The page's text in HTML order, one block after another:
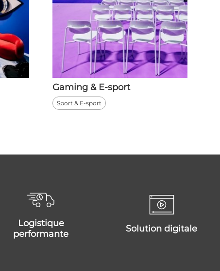
Gaming & E-sport
Sport & E-sport
logistique
performante
solution digitale